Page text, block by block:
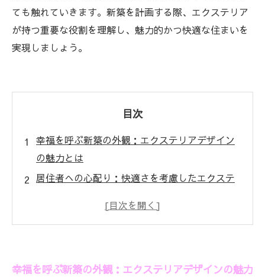
ても触れていきます。新築を計画する際、エクステリア
が持つ重要な役割を理解し、魅力的かつ快適な住まいを
実現しましょう。
目次
幸福を呼ぶ新築の外観：エクステリアデザイン
の魅力とは
居住者への心配り：快適さを考慮したエクステ
感
幸福を呼ぶ新築の外観：エクステリアデザインの魅力